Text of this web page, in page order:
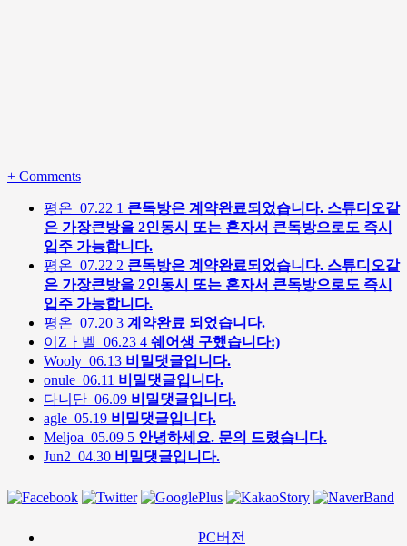
+ Comments
평온 07.22 1 큰독방은 계약완료되었습니다. 스튜디오같
은 가장큰방을 2인동시 또는 혼자서 큰독방으로도 즉시
입주 가능합니다.
평온 07.22 2 큰독방은 계약완료되었습니다. 스튜디오같
은 가장큰방을 2인동시 또는 혼자서 큰독방으로도 즉시
입주 가능합니다.
평온 07.20 3 계약완료 되었습니다.
이Zㅏ벨 06.23 4 쉐어생 구했습니다:)
Wooly 06.13 비밀댓글입니다.
onule 06.11 비밀댓글입니다.
다니단 06.09 비밀댓글입니다.
agle 05.19 비밀댓글입니다.
Meljoa 05.09 5 안녕하세요. 문의 드렸습니다.
Jun2 04.30 비밀댓글입니다.
PC버전